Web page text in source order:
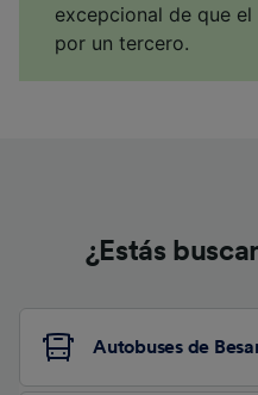
excepcional de que
por un tercero.
¿Estás
Autobuses de